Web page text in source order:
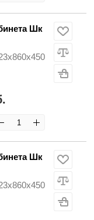
Шк
Шк